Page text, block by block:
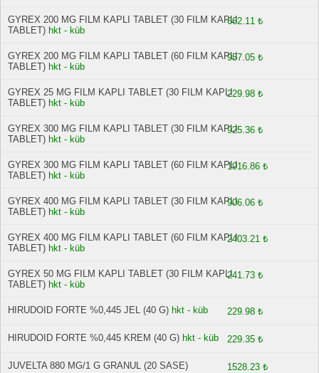
GYREX 200 MG FILM KAPLI TABLET (30 FILM KAPLI
TABLET) hkt - küb
662.11 ₺
GYREX 200 MG FILM KAPLI TABLET (60 FILM KAPLI
TABLET) hkt - küb
957.05 ₺
GYREX 25 MG FILM KAPLI TABLET (30 FILM KAPLI
TABLET) hkt - küb
229.98 ₺
GYREX 300 MG FILM KAPLI TABLET (30 FILM KAPLI
TABLET) hkt - küb
925.36 ₺
GYREX 300 MG FILM KAPLI TABLET (60 FILM KAPLI
TABLET) hkt - küb
1916.86 ₺
GYREX 400 MG FILM KAPLI TABLET (30 FILM KAPLI
TABLET) hkt - küb
906.06 ₺
GYREX 400 MG FILM KAPLI TABLET (60 FILM KAPLI
TABLET) hkt - küb
2403.21 ₺
GYREX 50 MG FILM KAPLI TABLET (30 FILM KAPLI
TABLET) hkt - küb
241.73 ₺
HIRUDOID FORTE %0,445 JEL (40 G) hkt - küb 229.98 ₺
HIRUDOID FORTE %0,445 KREM (40 G) hkt - küb 229.35 ₺
JUVELTA 880 MG/1 G GRANUL (20 SASE) 1528.23 ₺